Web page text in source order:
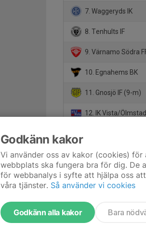
7. Waggeryds IK
8. Tenhults IF
9. Värnamo Södra
10. Egnahems BK
11. Gnosjö IF (9-m)
12. IK Vista/
14. Egnahems BK 1
Godkänn kakor
Vi använder oss av kakor (cookies) för
webbplats ska fungera bra för dig. De
för webbanalys i syfte att hjälpa oss
våra tjänster. Så använder vi cookies
Godkänn alla kakor Bara